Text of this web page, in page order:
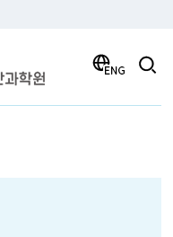
기관 농촌진흥청 국립축산과학원